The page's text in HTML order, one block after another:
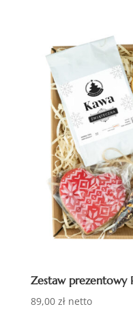
Zestaw prezentowy
89,00 zł netto